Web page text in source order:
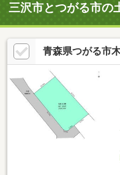
三沢市とつがる市の
青森県つがる市